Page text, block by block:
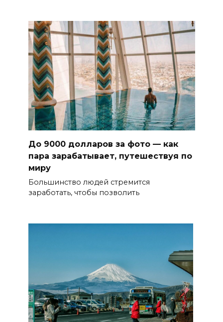
До 9000 долларов за фото — как
пара зарабатывает, путешествуя по
миру
Большинство людей стремится
заработать, чтобы позволить